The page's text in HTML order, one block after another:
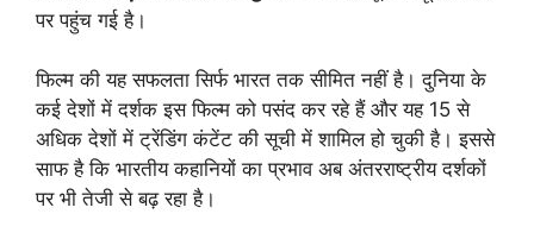
पर पहुंच गई है।
फिल्म की यह सफलता सिर्फ भारत तक सीमित नहीं है। दुनिया के
कई देशों में दर्शक इस फिल्म को पसंद कर रहे हैं और यह 15 से
अधिक देशों में ट्रेंडिंग कंटेंट की सूची में शामिल हो चुकी है। इससे
साफ है कि भारतीय कहानियों का प्रभाव अब अंतरराष्ट्रीय दर्शकों
पर भी तेजी से बढ़ रहा है।